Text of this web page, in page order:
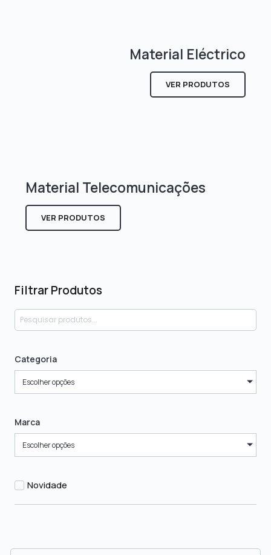
Filtrar Produtos
Categoria
Escolher opções
Marca
Escolher opções
Novidade
Material Eléctrico
VER PRODUTOS
Material Telecomunicações
VER PRODUTOS